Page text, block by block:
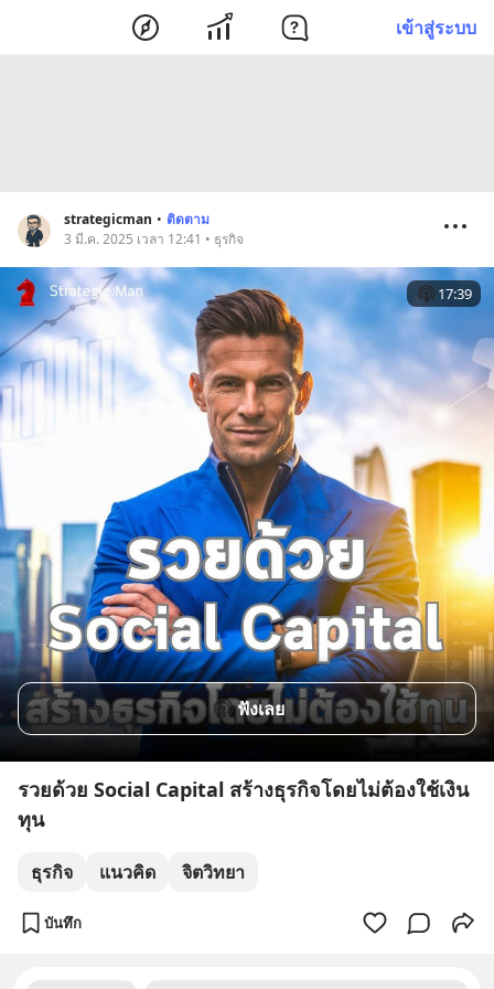
เข้าสู่ระบบ
strategicman • ติดตาม
3 มี.ค. 2025 เวลา 12:41 • ธุรกิจ
17:39
ฟังเลย
รวยด้วย Social Capital สร้างธุรกิจโดยไม่ต้องใช้เงิน
ทุน
ธุรกิจ แนวคิด จิตวิทยา
บันทึก